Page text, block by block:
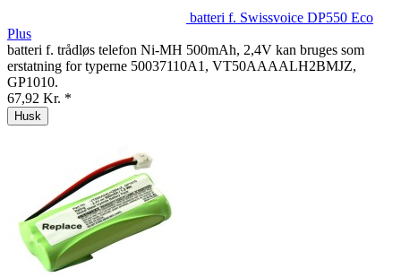
batteri f. Swissvoice DP550 Eco
Plus
batteri f. trådløs telefon Ni-MH 500mAh, 2,4V kan bruges som
erstatning for typerne 50037110A1, VT50AAAALH2BMJZ,
GP1010.
67,92 Kr. *
Husk